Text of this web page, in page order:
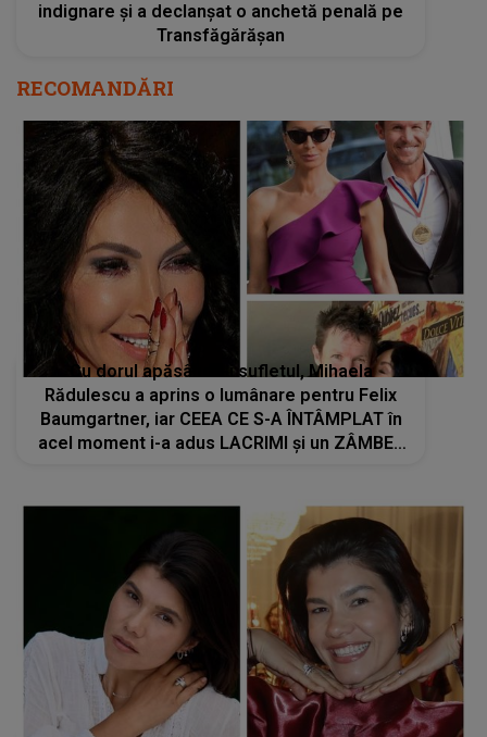
indignare și a declanșat o anchetă penală pe
Transfăgărășan
RECOMANDĂRI
Cu dorul apăsându-i sufletul, Mihaela
Rădulescu a aprins o lumânare pentru Felix
Baumgartner, iar CEEA CE S-A ÎNTÂMPLAT în
acel moment i-a adus LACRIMI și un ZÂMBET